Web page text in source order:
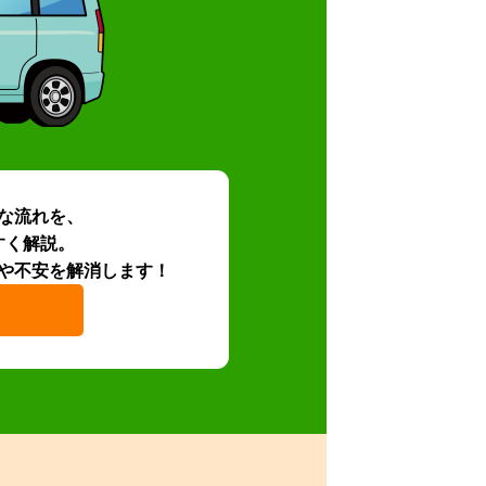
流れを、
解説。
不安を解消します！